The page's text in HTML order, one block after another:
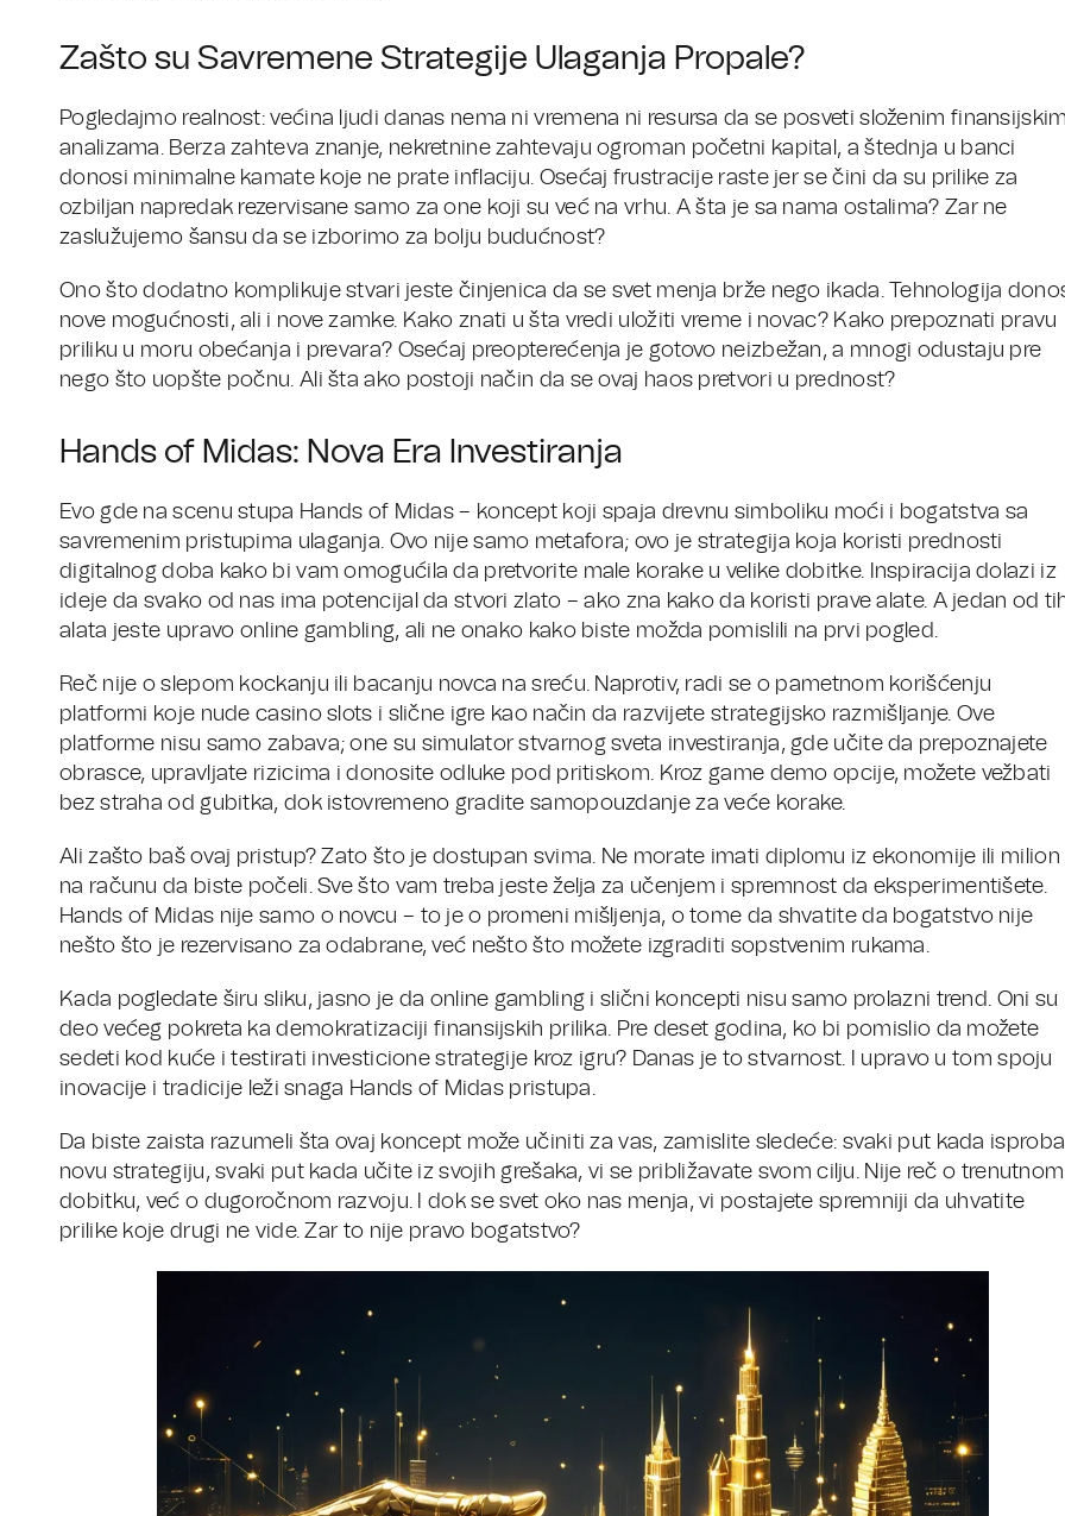
Zašto su Savremene Strategije Ulaganja Propale?
Pogledajmo realnost: većina ljudi danas nema ni vremena ni resursa da se posveti složenim
analizama. Berza zahteva znanje, nekretnine zahtevaju ogroman početni kapital, a štednja u banci
donosi minimalne kamate koje ne prate inflaciju. Osećaj frustracije raste jer se čini da su prilike za
ozbiljan napredak rezervisane samo za one koji su već na vrhu. A šta je sa nama ostalima? Zar ne
zaslužujemo šansu da se izborimo za bolju budućnost?
Ono što dodatno komplikuje stvari jeste činjenica da se svet menja brže nego ikada. Tehnologija
nove mogućnosti, ali i nove zamke. Kako znati u šta vredi uložiti vreme i novac? Kako prepoznati pravu
priliku u moru obećanja i prevara? Osećaj preopterećenja je gotovo neizbežan, a mnogi odustaju pre
nego što uopšte počnu. Ali šta ako postoji način da se ovaj haos pretvori u prednost?
Hands of Midas: Nova Era Investiranja
Evo gde na scenu stupa Hands of Midas – koncept koji spaja drevnu simboliku moći i bogatstva sa
savremenim pristupima ulaganja. Ovo nije samo metafora; ovo je strategija koja koristi prednosti
digitalnog doba kako bi vam omogućila da pretvorite male korake u velike dobitke. Inspiracija dolazi iz
ideje da svako od nas ima potencijal da stvori zlato – ako zna kako da koristi prave alate. A jedan od
alata jeste upravo online gambling, ali ne onako kako biste možda pomislili na prvi pogled.
Reč nije o slepom kockanju ili bacanju novca na sreću. Naprotiv, radi se o pametnom korišćenju
platformi koje nude casino slots i slične igre kao način da razvijete strategijsko razmišljanje. Ove
platforme nisu samo zabava; one su simulator stvarnog sveta investiranja, gde učite da prepoznajete
obrasce, upravljate rizicima i donosite odluke pod pritiskom. Kroz game demo opcije, možete vežbati
bez straha od gubitka, dok istovremeno gradite samopouzdanje za veće korake.
Ali zašto baš ovaj pristup? Zato što je dostupan svima. Ne morate imati diplomu iz ekonomije ili milion
na računu da biste počeli. Sve što vam treba jeste želja za učenjem i spremnost da eksperimentišete.
Hands of Midas nije samo o novcu – to je o promeni mišljenja, o tome da shvatite da bogatstvo nije
nešto što je rezervisano za odabrane, već nešto što možete izgraditi sopstvenim rukama.
Kada pogledate širu sliku, jasno je da online gambling i slični koncepti nisu samo prolazni trend. Oni su
deo većeg pokreta ka demokratizaciji finansijskih prilika. Pre deset godina, ko bi pomislio da možete
sedeti kod kuće i testirati investicione strategije kroz igru? Danas je to stvarnost. I upravo u tom spoju
inovacije i tradicije leži snaga Hands of Midas pristupa.
Da biste zaista razumeli šta ovaj koncept može učiniti za vas, zamislite sledeće: svaki put kada
novu strategiju, svaki put kada učite iz svojih grešaka, vi se približavate svom cilju. Nije reč o trenutnom
dobitku, već o dugoročnom razvoju. I dok se svet oko nas menja, vi postajete spremniji da uhvatite
prilike koje drugi ne vide. Zar to nije pravo bogatstvo?